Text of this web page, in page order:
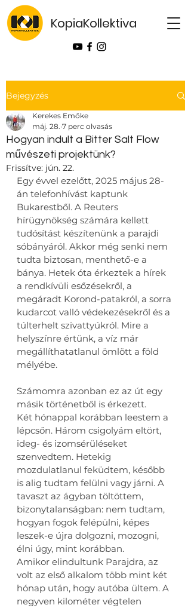
KopiaKollektiva
Bejegyzés
Hogyan indult a Bitter Salt Flow
művészeti projektünk?
Kerekes Emőke
máj. 28. 7 perc olvasás
Frissítve: jún. 22.
Egy évvel ezelőtt, 2025 május 28-
án telefonhívást kaptunk
Bukarestből. A Reuters
hírügynökség számára kellett
tudósítást készítenünk a parajdi
sóbányáról. Akkor még senki nem
tudta biztosan, menthető-e a
bánya. Hetek óta érkeztek a hírek
a rendkívüli esőzésekről, a
megáradt Korond-patakról, a sorra
kudarcot valló védekezésekről és a
túlterhelt szivattyúkról. Mire a
helyszínre értünk, a víz már
megállíthatatlanul ömlött a föld
mélyébe.
Számomra azonban ez az út egy
másik történetből is érkezett.
Két hónappal korábban leestem a
lépcsőn. Három csigolyám eltört,
ideg- és izomsérüléseket
szenvedtem. Hetekig
mozdulatlanul feküdtem, később
is alig tudtam felülni vagy járni. A
tavaszt az ágyban töltöttem,
bizonytalanságban: nem tudtam,
hogyan fogok felépülni, képes
leszek-e újra dolgozni, mozogni,
élni úgy, mint korábban.
Amikor elindultunk Parajdra, az
volt az első alkalom több mint két
hónap után, hogy autóba ültem. A
negyven kilométer végtelen